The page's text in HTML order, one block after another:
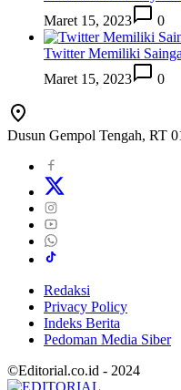
Maret 15, 2023
0
Twitter Memiliki
Maret 15, 2023
0
Dusun Gempol Tengah, RT
Redaksi
Privacy Policy
Indeks Berita
Pedoman Media Siber
©Editorial.co.id - 2024